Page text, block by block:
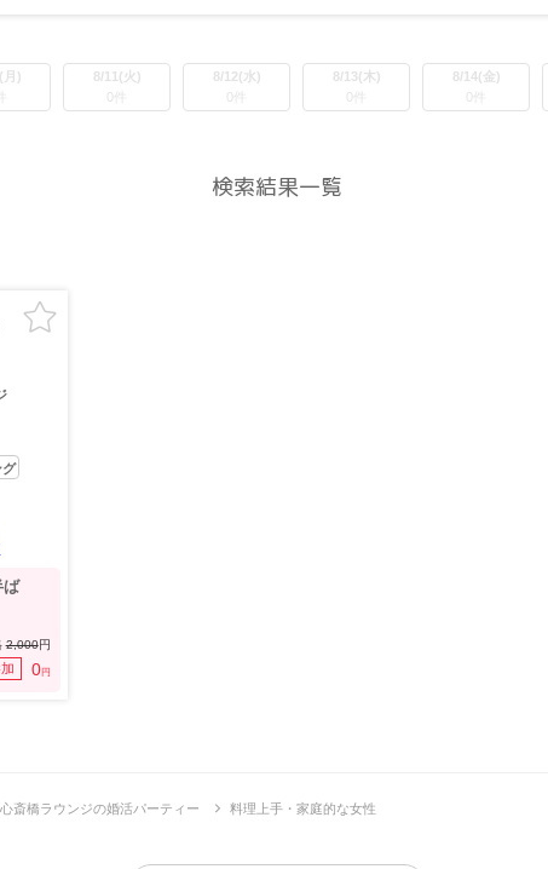
月)
8/11(火)
0件
8/12(水)
0件
8/13(木)
0件
8/14(金)
0件
検索結果一覧
グ
ば
2,000円
0円
心斎橋ラウンジの婚活パーティー 料理上手・家庭的な女性